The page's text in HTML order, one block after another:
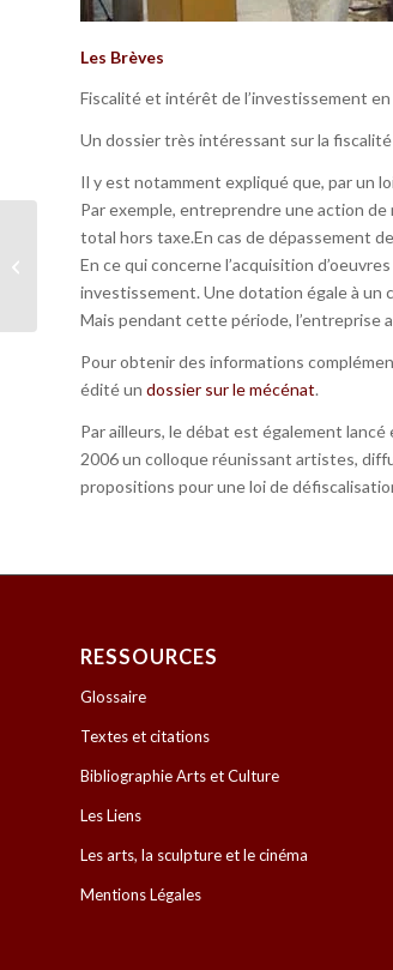
Les Brèves
Fiscalité et intérêt de l’investissement
Un dossier très intéressant sur la
Il y est notamment expliqué que, par un
Par exemple, entreprendre une action
total hors taxe.En cas de dépassement
En ce qui concerne l’acquisition
investissement. Une dotation égale à un
Mais pendant cette période, l’entreprise
Pour obtenir des informations
édité un dossier sur le mécénat.
Par ailleurs, le débat est également lancé
2006 un colloque réunissant artistes,
propositions pour une loi de
RESSOURCES
Glossaire
Textes et citations
Bibliographie Arts et Culture
Les Liens
Les arts, la sculpture et le cinéma
Mentions Légales
Monument
Commemoratif –
Novembre 2006